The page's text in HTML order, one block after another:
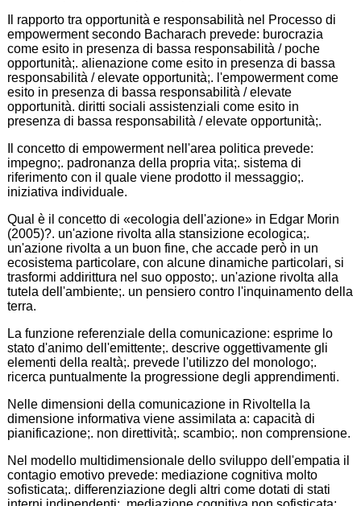
Il rapporto tra opportunità e responsabilità nel Processo di
empowerment secondo Bacharach prevede: burocrazia
come esito in presenza di bassa responsabilità / poche
opportunità;. alienazione come esito in presenza di bassa
responsabilità / elevate opportunità;. l'empowerment come
esito in presenza di bassa responsabilità / elevate
opportunità. diritti sociali assistenziali come esito in
presenza di bassa responsabilità / elevate opportunità;.
Il concetto di empowerment nell'area politica prevede:
impegno;. padronanza della propria vita;. sistema di
riferimento con il quale viene prodotto il messaggio;.
iniziativa individuale.
Qual è il concetto di «ecologia dell'azione» in Edgar Morin
(2005)?. un'azione rivolta alla stansizione ecologica;.
un'azione rivolta a un buon fine, che accade però in un
ecosistema particolare, con alcune dinamiche particolari, si
trasformi addirittura nel suo opposto;. un'azione rivolta alla
tutela dell'ambiente;. un pensiero contro l'inquinamento della
terra.
La funzione referenziale della comunicazione: esprime lo
stato d'animo dell'emittente;. descrive oggettivamente gli
elementi della realtà;. prevede l'utilizzo del monologo;.
ricerca puntualmente la progressione degli apprendimenti.
Nelle dimensioni della comunicazione in Rivoltella la
dimensione informativa viene assimilata a: capacità di
pianificazione;. non direttività;. scambio;. non comprensione.
Nel modello multidimensionale dello sviluppo dell'empatia il
contagio emotivo prevede: mediazione cognitiva molto
sofisticata;. differenziazione degli altri come dotati di stati